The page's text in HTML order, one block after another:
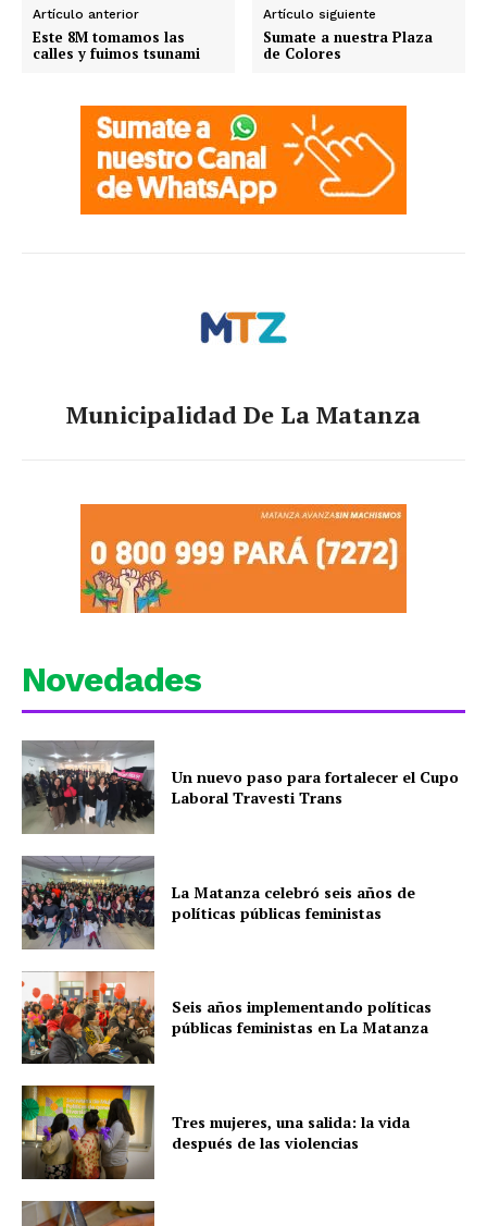
Artículo anterior
Este 8M tomamos las
calles y fuimos tsunami
Artículo siguiente
Sumate a nuestra Plaza
de Colores
Municipalidad De La Matanza
Novedades
Un nuevo paso para fortalecer el Cupo
Laboral Travesti Trans
La Matanza celebró seis años de
políticas públicas feministas
Seis años implementando políticas
públicas feministas en La Matanza
Tres mujeres, una salida: la vida
después de las violencias